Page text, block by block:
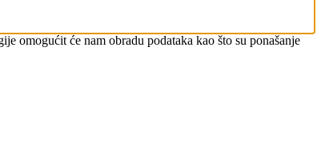
omogućit će nam obradu podataka kao što su ponašanje